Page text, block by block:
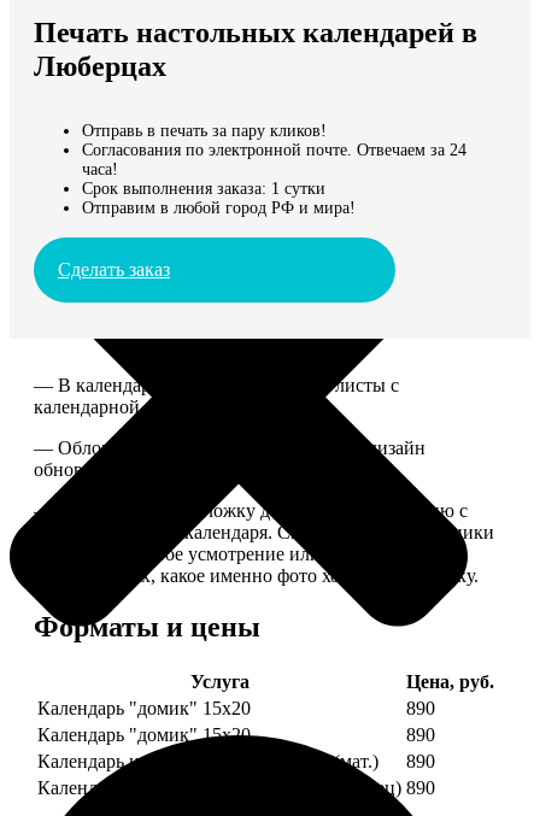
Мы доставляем по всему миру
Продолжить без города
Печать настольных календарей в
Люберцах
Отправь в печать за пару кликов!
Согласования по электронной почте. Отвечаем за 24
часа!
Срок выполнения заказа: 1 сутки
Отправим в любой город РФ и мира!
Сделать заказ
— В календаре 13 листов: обложка+листы с
календарной сеткой.
— Обложка для календаря стандартная, дизайн
обновляем каждый год.
— В кружочек на обложку добавляем фотографию с
одной из страниц календаря. Снимок наши сотрудники
выбирают на свое усмотрение или пишите в
комментариях, какое именно фото хотите на обложку.
Форматы и цены
Услуга
Цена, руб.
Календарь "домик" 15х20
890
Календарь "домик" 15х20
890
Календарь настольный А5 210х148 (мат.)
890
Календарь настольный А5 210х148 (глянец) 890